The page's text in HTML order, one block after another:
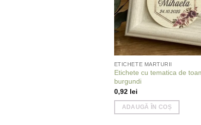
ETICHETE MARTURII
Etichete cu tematica de
burgundi
0,92 lei
ADAUGĂ ÎN COȘ